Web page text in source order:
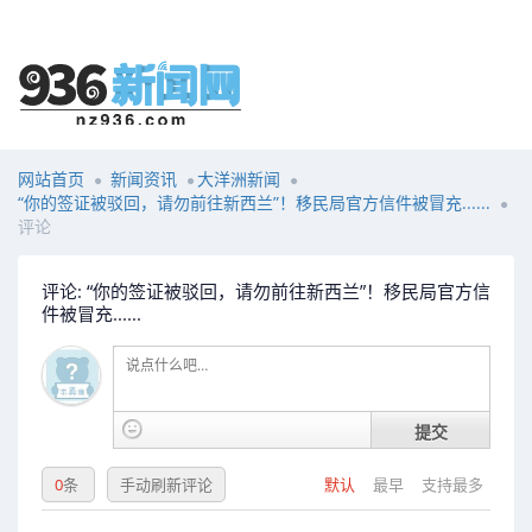
网站首页 新闻资讯
大洋洲新闻
“你的签证被驳回，请勿前往新西兰”！移民局官方信件被冒充......
评论
评论: “你的签证被驳回，请勿前往新西兰”！移民局官方信
件被冒充......
提交
默认 最早 支持最多
0条 手动刷新评论